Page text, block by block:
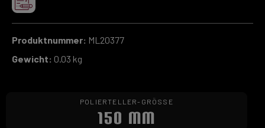
Produktnummer: ML20377
Gewicht: 0.03 kg
POLIERTELLER-GRÖSSE
150 MM